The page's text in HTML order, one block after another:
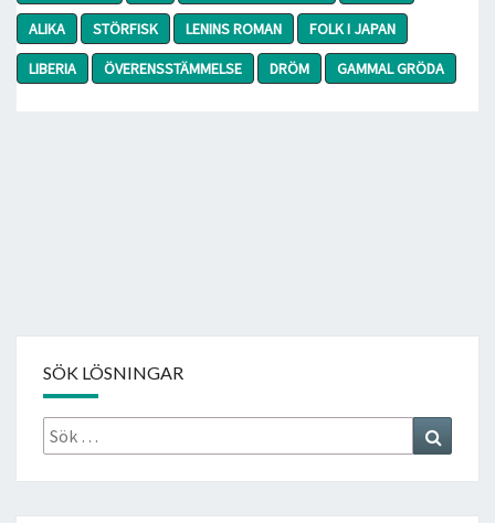
ALIKA
STÖRFISK LENINS ROMAN
FOLK I JAPAN
LIBERIA
ÖVERENSSTÄMMELSE DRÖM GAMMAL GRÖDA
SÖK LÖSNINGAR
Sök
efter: